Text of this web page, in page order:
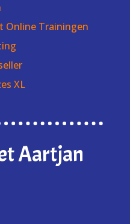
Online Trainingen
XL
Aartjan